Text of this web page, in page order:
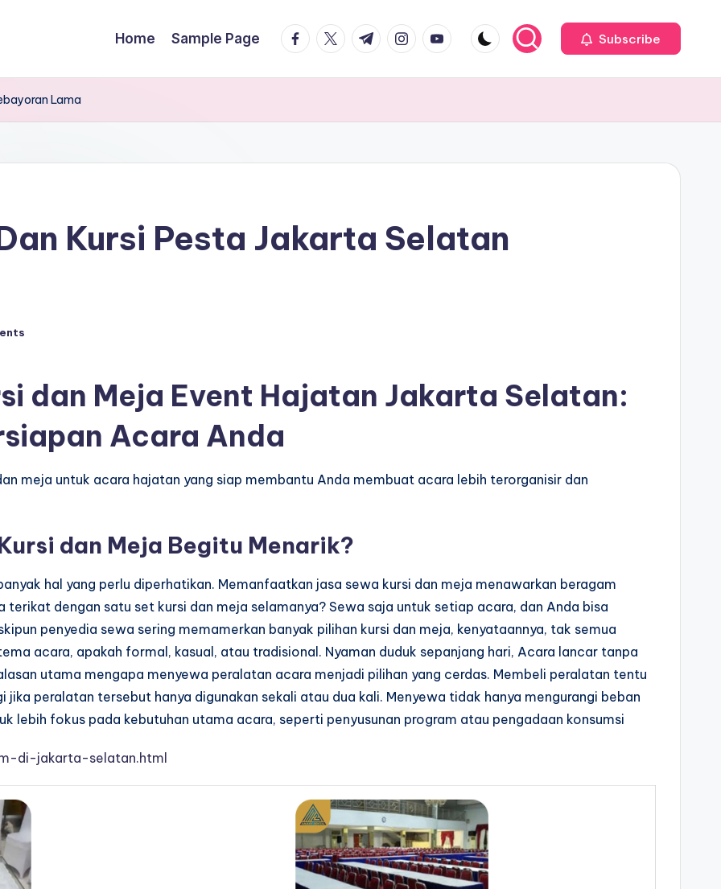
Home Sample Page facebook.com
twitter.com
t.me instagram.com
youtube.com Subscribe
Lama
Kursi Pesta Jakarta Selatan
dan Meja Event Hajatan Jakarta Selatan:
Acara Anda
meja untuk acara hajatan yang siap membantu Anda membuat acara lebih terorganisir dan
dan Meja Begitu Menarik?
hal yang perlu diperhatikan. Memanfaatkan jasa sewa kursi dan meja menawarkan beragam
terikat dengan satu set kursi dan meja selamanya? Sewa saja untuk setiap acara, dan Anda bisa
penyedia sewa sering memamerkan banyak pilihan kursi dan meja, kenyataannya, tak semua
acara, apakah formal, kasual, atau tradisional. Nyaman duduk sepanjang hari, Acara lancar tanpa
utama mengapa menyewa peralatan acara menjadi pilihan yang cerdas. Membeli peralatan tentu
peralatan tersebut hanya digunakan sekali atau dua kali. Menyewa tidak hanya mengurangi beban
lebih fokus pada kebutuhan utama acara, seperti penyusunan program atau pengadaan konsumsi
di-jakarta-selatan.html